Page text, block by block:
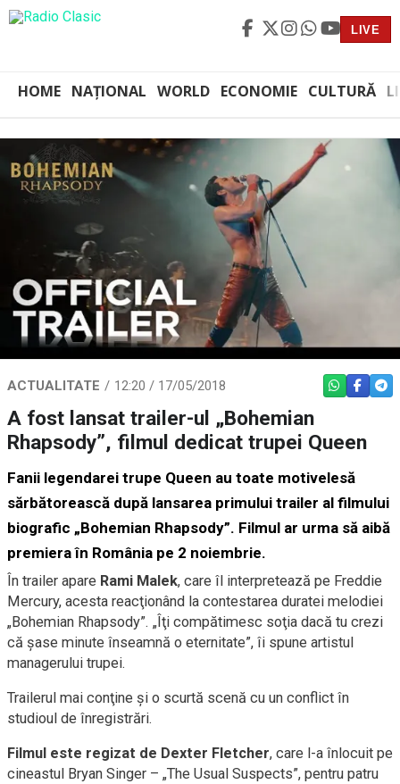
LIVE
HOME NAȚIONAL WORLD ECONOMIE CULTURĂ
ACTUALITATE 12:20 / 17/05/2018 WHATSAPP
A fost lansat trailer-ul „Bohemian
Rhapsody”, filmul dedicat trupei Queen
Fanii legendarei trupe Queen au toate motivelesă
sărbătorească după lansarea primului trailer al filmului
biografic „Bohemian Rhapsody”. Filmul ar urma să aibă
premiera în România pe 2 noiembrie.
În trailer apare Rami Malek, care îl interpretează pe Freddie
Mercury, acesta reacţionând la contestarea duratei melodiei
„Bohemian Rhapsody”. „Îţi compătimesc soţia dacă tu crezi
că şase minute înseamnă o eternitate”, îi spune artistul
managerului trupei.
Trailerul mai conţine şi o scurtă scenă cu un conflict în
studioul de înregistrări.
Filmul este regizat de Dexter Fletcher, care l-a înlocuit pe
cineastul Bryan Singer – „The Usual Suspects”, pentru patru